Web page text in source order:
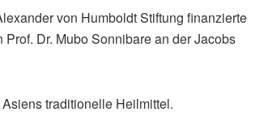
von Humboldt Stiftung finanzierte
Dr. Mubo Sonnibare an der Jacobs
traditionelle Heilmittel.